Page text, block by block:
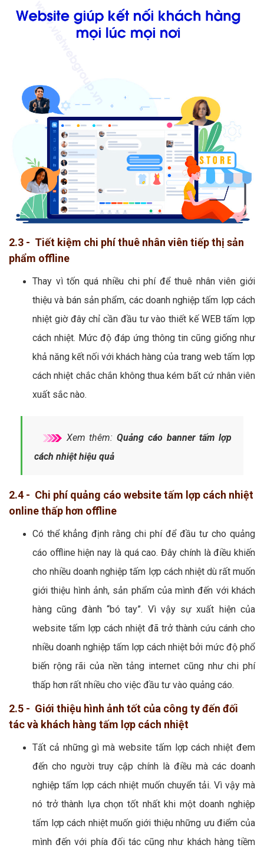
2.3 - Tiết kiệm chi phí thuê nhân viên tiếp thị sản
phẩm offline
Thay vì tốn quá nhiều chi phí để thuê nhân viên giới
thiệu và bán sản phẩm, các doanh nghiệp tấm lợp cách
nhiệt giờ đây chỉ cần đầu tư vào thiết kế WEB tấm lợp
cách nhiệt. Mức độ đáp ứng thông tin cũng giống như
khả năng kết nối với khách hàng của trang web tấm lợp
cách nhiệt chắc chắn không thua kém bất cứ nhân viên
xuất sắc nào.
Xem thêm:Quảng cáo banner tấm lợp
cách nhiệt hiệu quả
2.4 - Chi phí quảng cáo website tấm lợp cách nhiệt
online thấp hơn offline
Có thể khẳng định rằng chi phí để đầu tư cho quảng
cáo offline hiện nay là quá cao. Đây chính là điều khiến
cho nhiều doanh nghiệp tấm lợp cách nhiệt dù rất muốn
giới thiệu hình ảnh, sản phẩm của mình đến với khách
hàng cũng đành “bó tay”. Vì vậy sự xuất hiện của
website tấm lợp cách nhiệt đã trở thành cứu cánh cho
nhiều doanh nghiệp tấm lợp cách nhiệt bởi mức độ phổ
biến rộng rãi của nền tảng internet cũng như chi phí
thấp hơn rất nhiều cho việc đầu tư vào quảng cáo.
2.5 - Giới thiệu hình ảnh tốt của công ty đến đối
tác và khách hàng tấm lợp cách nhiệt
Tất cả những gì mà website tấm lợp cách nhiệt đem
đến cho người truy cập chính là điều mà các doanh
nghiệp tấm lợp cách nhiệt muốn chuyển tải. Vì vậy mà
nó trở thành lựa chọn tốt nhất khi một doanh nghiệp
tấm lợp cách nhiệt muốn giới thiệu những ưu điểm của
mình đến với phía đối tác cũng như khách hàng tiềm